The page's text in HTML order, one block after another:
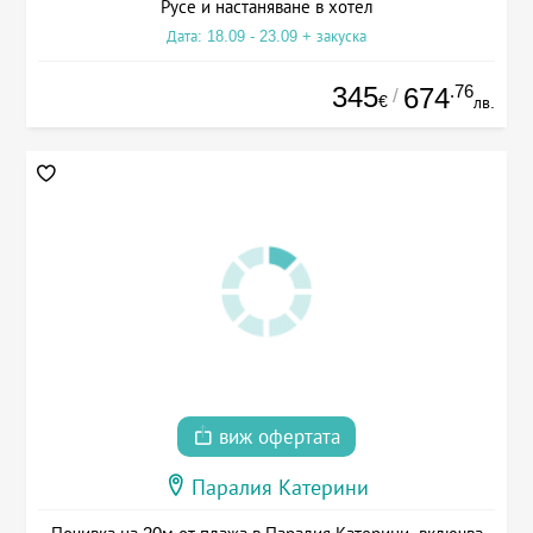
Русе и настаняване в хотел
Дата: 18.09 - 23.09 + закуска
345€ / 674.76
лв.
виж офертата
Паралия Катерини